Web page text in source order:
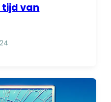
tijd van